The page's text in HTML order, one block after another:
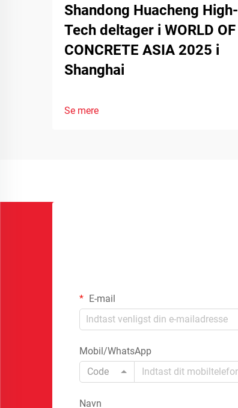
Shandong Huacheng High-
Tech deltager i WORLD OF
CONCRETE ASIA 2025 i
Shanghai
Se mere
E-mail
Mobil/WhatsApp
Code
Navn